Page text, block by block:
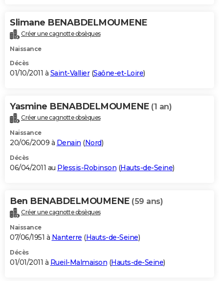
Slimane BENABDELMOUMENE
Créer une cagnotte obsèques
Naissance
Décès
01/10/2011 à Saint-Vallier(Saône-et-Loire)
Yasmine BENABDELMOUMENE (1 an)
Créer une cagnotte obsèques
Naissance
20/06/2009 à Denain (Nord)
Décès
06/04/2011 au Plessis-Robinson (Hauts-de-Seine)
Ben BENABDELMOUMENE (59 ans)
Créer une cagnotte obsèques
Naissance
07/06/1951 à Nanterre (Hauts-de-Seine)
Décès
01/01/2011 à Rueil-Malmaison (Hauts-de-Seine)